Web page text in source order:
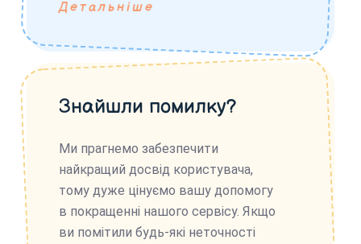
Детальніше
Знайшли помилку?
Ми прагнемо забезпечити
найкращий досвід користувача,
тому дуже цінуємо вашу допомогу
в покращенні нашого сервісу. Якщо
ви помітили будь-які неточності